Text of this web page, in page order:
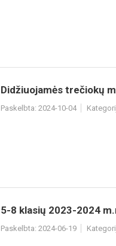
Didžiuojamės trečiokų
Paskelbta: 2024-10-04
5-8 klasių 2023-2024
Paskelbta: 2024-06-19